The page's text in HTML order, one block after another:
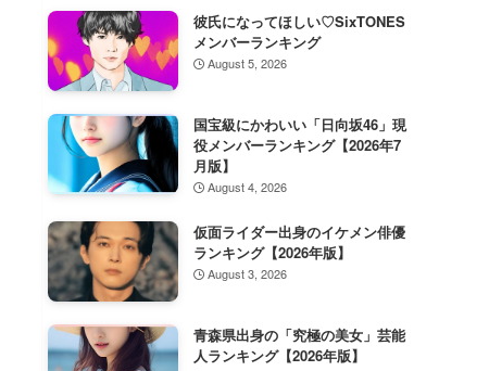
彼氏になってほしい♡SixTONES
メンバーランキング
August 5, 2026
国宝級にかわいい「日向坂46」現
役メンバーランキング【2026年7
月版】
August 4, 2026
仮面ライダー出身のイケメン俳優
ランキング【2026年版】
August 3, 2026
青森県出身の「究極の美女」芸能
人ランキング【2026年版】